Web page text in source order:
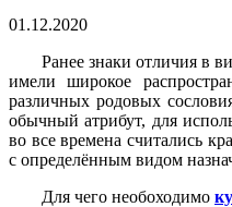
01.12.2020
Ранее знаки отличия в
имели широкое
различных родовых
обычный атрибут, для
во все времена считались
с определённым видом
Для чего необоходимо